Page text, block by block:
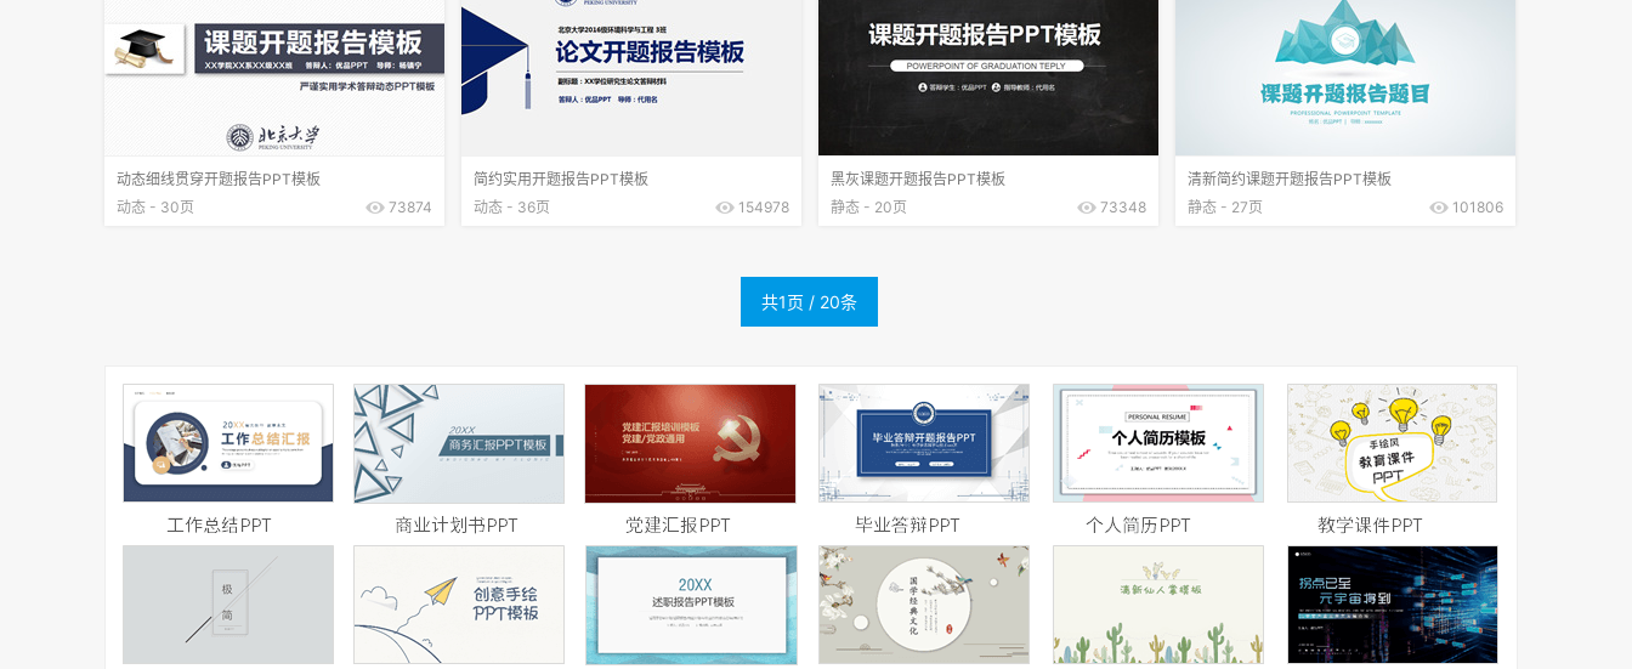
动态细线贯穿开题报告PPT模板
动态 - 30页
73874
简约实用开题报告PPT模板
动态 - 36页
154978
黑灰课题开题报告PPT模板
静态 - 20页
73348
清新简约课题开题报告PPT模板
静态 - 27页
101806
共1页 / 20条